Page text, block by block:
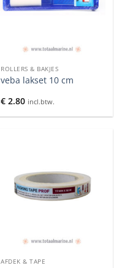
ROLLERS & BAKJES
veba lakset 10 cm
€ 2.80 incl.btw.
AFDEK & TAPE